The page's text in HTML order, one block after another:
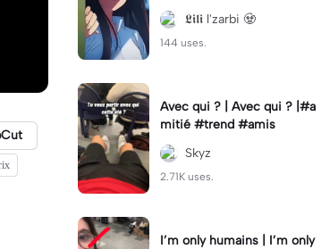
manga#animé#capcut
𝕷𝖎𝖑𝖎 l'zarbi 🧟‍
144 uses.
Avec qui ? | Avec qui ? |#a
mitié #trend #amis
Skyz
2.71K uses.
I’m only humains | I’m only